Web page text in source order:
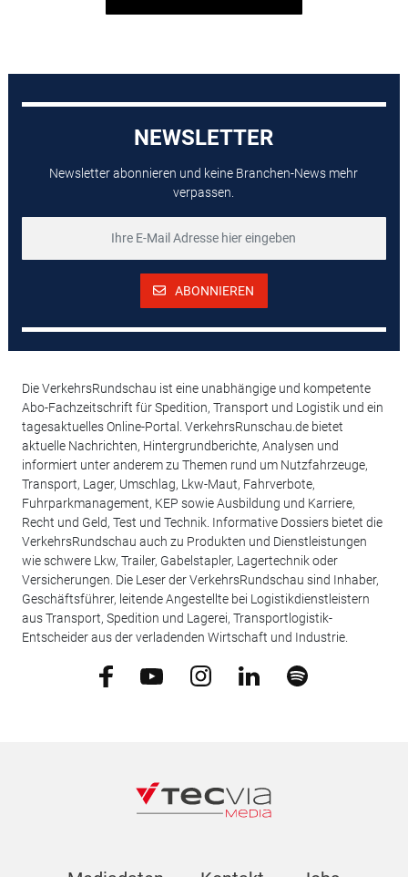
NEWSLETTER
Newsletter abonnieren und keine Branchen-News mehr
verpassen.
ABONNIEREN
Die VerkehrsRundschau ist eine unabhängige und kompetente
Abo-Fachzeitschrift für Spedition, Transport und Logistik und ein
tagesaktuelles Online-Portal. VerkehrsRunschau.de bietet
aktuelle Nachrichten, Hintergrundberichte, Analysen und
informiert unter anderem zu Themen rund um Nutzfahrzeuge,
Transport, Lager, Umschlag, Lkw-Maut, Fahrverbote,
Fuhrparkmanagement, KEP sowie Ausbildung und Karriere,
Recht und Geld, Test und Technik. Informative Dossiers bietet die
VerkehrsRundschau auch zu Produkten und Dienstleistungen
wie schwere Lkw, Trailer, Gabelstapler, Lagertechnik oder
Versicherungen. Die Leser der VerkehrsRundschau sind Inhaber,
Geschäftsführer, leitende Angestellte bei Logistikdienstleistern
aus Transport, Spedition und Lagerei, Transportlogistik-
Entscheider aus der verladenden Wirtschaft und Industrie.